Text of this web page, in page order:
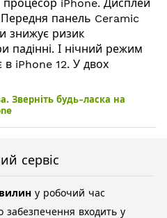
iPhone. Дисплей
панель Ceramic
знижує ризик
падінні. І нічний режим
в iPhone 12. У двох
Зверніть будь-ласка на
сервіс
у робочий час
забезпечення входить у